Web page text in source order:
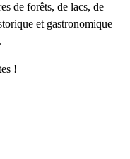
de forêts, de lacs, de
et gastronomique
!